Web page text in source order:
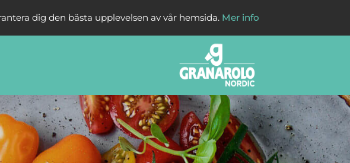
dig den bästa upplevelsen av vår hemsida. Mer info